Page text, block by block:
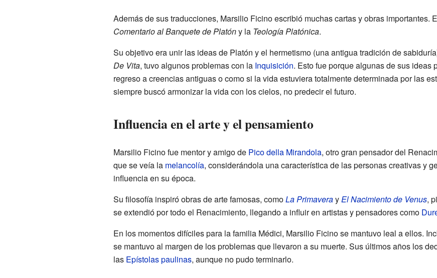
Además de sus traducciones, Marsilio Ficino escribió muchas cartas y obras importantes.
Comentario al Banquete de Platóny la Teología Platónica.
Su objetivo era unir las ideas de Platón y el hermetismo (una antigua tradición de
De Vita, tuvo algunos problemas con la Inquisición. Esto fue porque algunas de sus ideas
regreso a creencias antiguas o como si la vida estuviera totalmente determinada por las
siempre buscó armonizar la vida con los cielos, no predecir el futuro.
Influencia en el arte y el pensamiento
Marsilio Ficino fue mentor y amigo de Pico della Mirandola, otro gran pensador del
que se veía la melancolía, considerándola una característica de las personas creativas y
influencia en su época.
Su filosofía inspiró obras de arte famosas, comoLa PrimaverayEl Nacimiento de Venus,
se extendió por todo el Renacimiento, llegando a influir en artistas y pensadores como
En los momentos difíciles para la familia Médici, Marsilio Ficino se mantuvo leal a ellos.
se mantuvo al margen de los problemas que llevaron a su muerte. Sus últimos años los
las Epístolas paulinas, aunque no pudo terminarlo.